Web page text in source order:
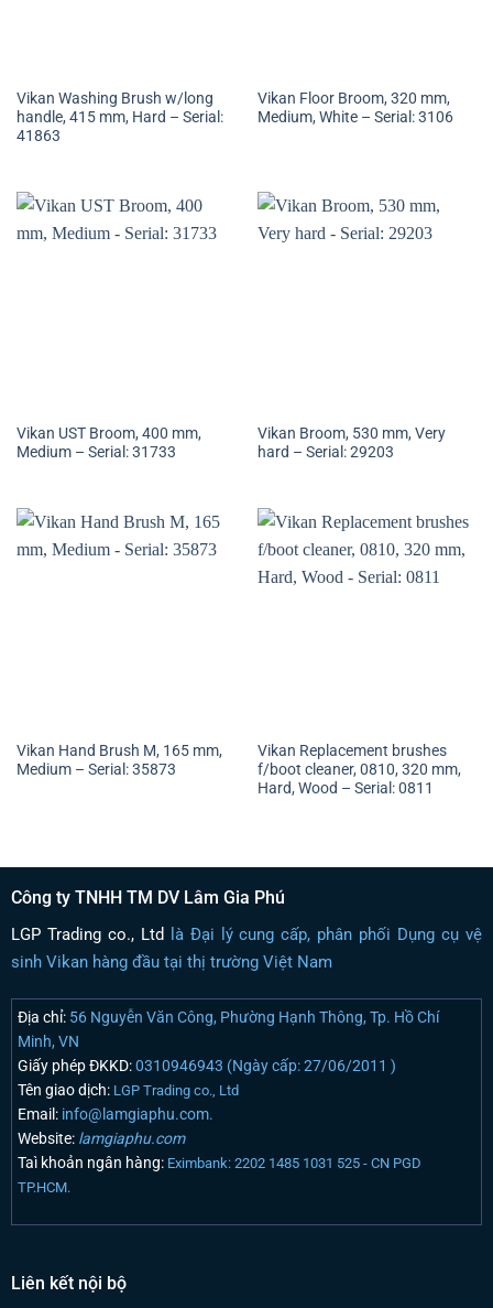
Vikan Washing Brush w/long
handle, 415 mm, Hard – Serial:
41863
Vikan Floor Broom, 320 mm,
Medium, White – Serial: 3106
Vikan UST Broom, 400 mm,
Medium – Serial: 31733
Vikan Broom, 530 mm, Very
hard – Serial: 29203
Vikan Hand Brush M, 165 mm,
Medium – Serial: 35873
Vikan Replacement brushes
f/boot cleaner, 0810, 320 mm,
Hard, Wood – Serial: 0811
Công ty TNHH TM DV Lâm Gia Phú
LGP Trading co., Ltd là Đại lý cung cấp, phân phối Dụng cụ vệ
sinh Vikan hàng đầu tại thị trường Việt Nam
Địa chỉ:56 Nguyễn Văn Công, Phường Hạnh Thông, Tp. Hồ Chí
Minh, VN
Giấy phép ĐKKD:0310946943 (Ngày cấp: 27/06/2011 )
Tên giao dịch: LGP Trading co., Ltd
Email:info@lamgiaphu.com.
Website:lamgiaphu.com
Taì khoản ngân hàng: Eximbank: 2202 1485 1031 525 - CN PGD
TP.HCM.
Liên kết nội bộ